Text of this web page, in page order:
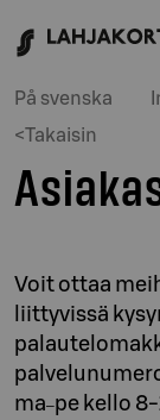
På svenska
<Takaisin
Voit ottaa
liittyvissä
ma–pe kello 8-